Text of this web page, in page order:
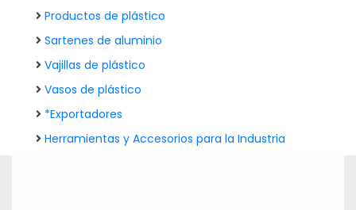
Productos de plástico
Sartenes de aluminio
Vajillas de plástico
Vasos de plástico
*Exportadores
Herramientas y Accesorios para la Industria